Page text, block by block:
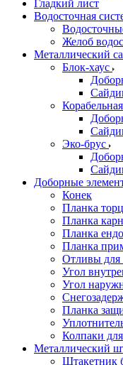
Гладкий лист
Водосточная
Желоб
Металлический
Блок-хаус
Эко-брус
Доборные
Конек
Планка
Планка
Планка
Планка
Отливы
Угол
Угол
Планка
Колпаки для
Металлический
Штакетник